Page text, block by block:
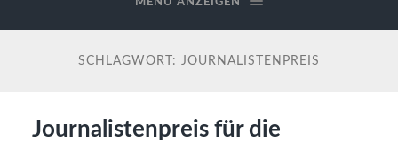
SCHLAGWORT: JOURNALISTENPREIS
Journalistenpreis für die